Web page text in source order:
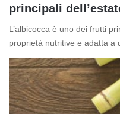
principali
L’albicocca è uno dei frutti
proprietà nutritive e adatta a